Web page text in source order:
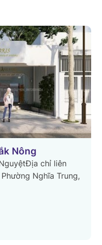
Nông
chỉ liên
Nghĩa Trung,